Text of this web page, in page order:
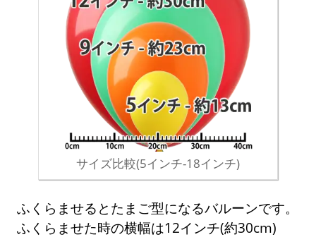
サイズ比較(5インチ-18インチ)
ふくらませるとたまご型になるバルーンです。
ふくらませた時の横幅は12インチ(約30cm)